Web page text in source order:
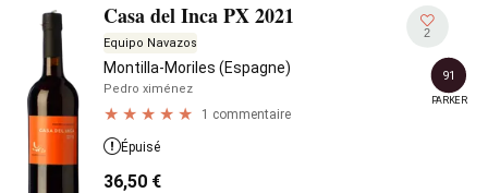
Casa del Inca PX 2021
Equipo Navazos
Montilla-Moriles (Espagne)
Pedro ximénez
1 commentaire
2
91
PARKER
Épuisé
36,50 €